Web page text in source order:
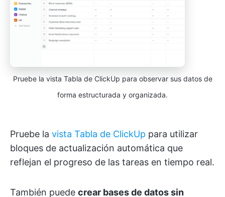
Pruebe la vista Tabla de ClickUp para observar sus datos de
forma estructurada y organizada.
Pruebe la vista Tabla de ClickUp para utilizar
bloques de actualización automática que
reflejan el progreso de las tareas en tiempo real.
También puede crear bases de datos sin